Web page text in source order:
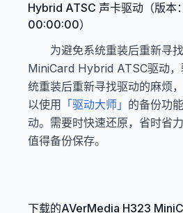
Hybrid ATSC 声卡驱动（版
00:00:00）
为避免系统重装后重新寻
MiniCard Hybrid ATSC驱动，
统重装后重新寻找驱动的麻烦
以使用
「驱动大师」 的备份功
动。需要时快速还原，省时省
值得备份保存。
下载的AVerMedia H323